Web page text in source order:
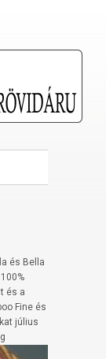
és Bella
és a
Fine és
július